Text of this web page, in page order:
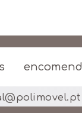
a